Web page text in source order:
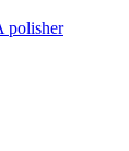
polisher